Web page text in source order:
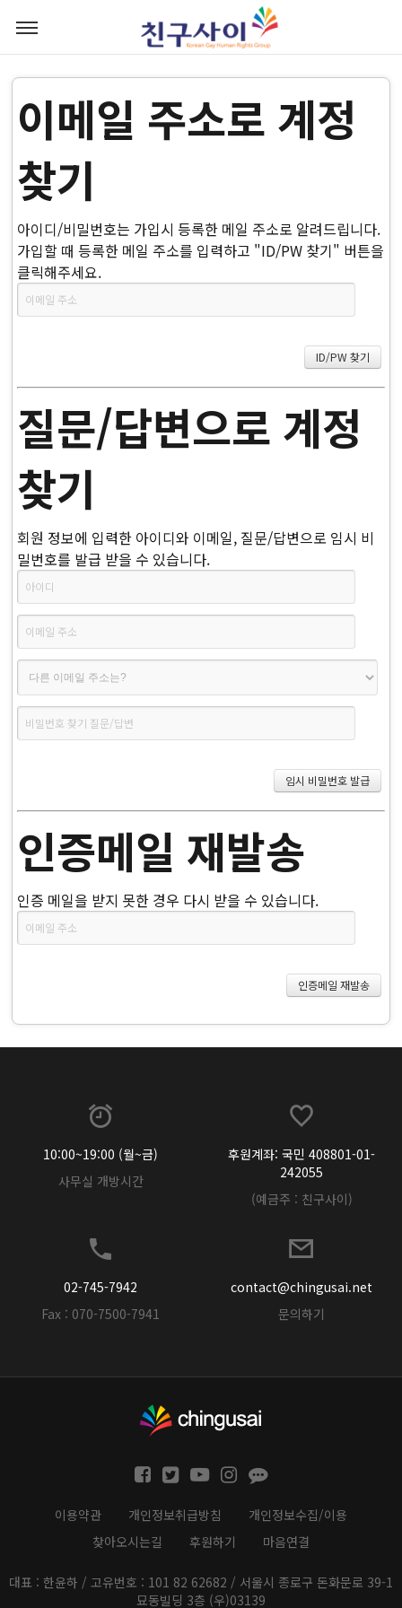
이메일 주소로 계정
찾기
아이디/비밀번호는 가입시 등록한 메일 주소로 알려드립니다.
가입할 때 등록한 메일 주소를 입력하고 "ID/PW 찾기" 버튼을
클릭해주세요.
질문/답변으로 계정
찾기
회원 정보에 입력한 아이디와 이메일, 질문/답변으로 임시 비
밀번호를 발급 받을 수 있습니다.
인증메일 재발송
인증 메일을 받지 못한 경우 다시 받을 수 있습니다.
10:00~19:00 (월~금)
사무실 개방시간
후원계좌: 국민 408801-01-
242055
(예금주 : 친구사이)
02-745-7942
Fax : 070-7500-7941
contact@chingusai.net
문의하기
이용약관 개인정보취급방침
개인정보수집/이용
찾아오시는길
후원하기 마음연결
대표 : 한윤하 / 고유번호 : 101 82 62682 / 서울시 종로구 돈화문로 39-1
묘동빌딩 3층 (우)03139